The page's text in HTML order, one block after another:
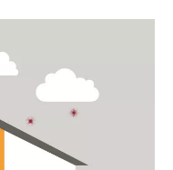
Yıkanabilir
Odası Ofis